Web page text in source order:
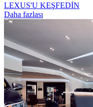
LEXUS'U KEŞFEDİN
Daha fazlası